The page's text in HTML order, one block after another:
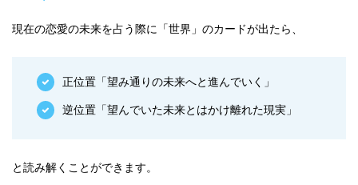
現在の恋愛の未来を占う際に「世界」のカードが出たら、
正位置「望み通りの未来へと進んでいく」
逆位置「望んでいた未来とはかけ離れた現実」
と読み解くことができます。